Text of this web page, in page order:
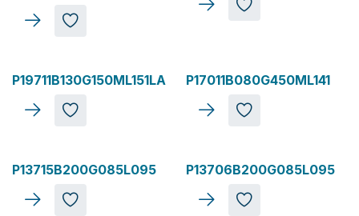
P19711B130G150ML151LA P17011B080G450ML141
P13715B200G085L095 P13706B200G085L095